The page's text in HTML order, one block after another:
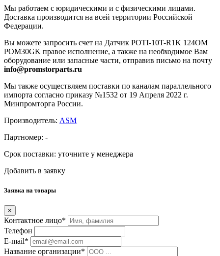
Мы работаем с юридическими и с физическими лицами.
Доставка производится на всей территории Российской
Федерации.
Вы можете запросить счет на Датчик POTI-10T-R1K 124OM
POM30GK правое исполнение, а также на необходимое Вам
оборудование или запасные части, отправив письмо на почту
info@promstorparts.ru
Мы также осуществляем поставки по каналам параллельного
импорта согласно приказу №1532 от 19 Апреля 2022 г.
Минпромторга России.
Производитель: ASM
Партномер: -
Срок поставки: уточните у менеджера
Добавить в заявку
Заявка на товары
×
Контактное лицо*
Телефон
E-mail*
Название организации*